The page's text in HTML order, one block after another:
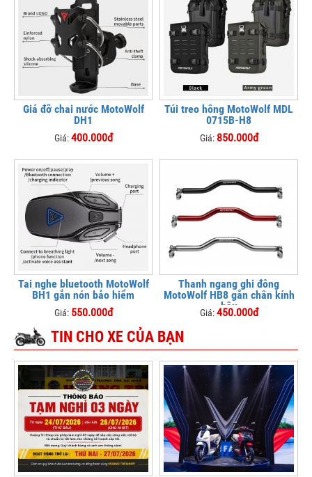
Giá đỡ chai nước MotoWolf
DH1
Giá:400.000đ
Túi treo hông MotoWolf MDL
0715B-H8
Giá: 850.000đ
Tai nghe bluetooth MotoWolf
BH1 gắn nón bảo hiểm
Giá: 550.000đ
Thanh ngang ghi đông
MotoWolf HB8 gắn chân kính
hậu
Giá:450.000đ
TIN CHO XE CỦA BẠN